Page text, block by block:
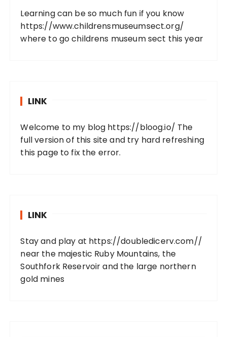
Learning can be so much fun if you know
https://www.childrensmuseumsect.org/
where to go childrens museum sect this year
LINK
Welcome to my blog https://bloog.io/ The
full version of this site and try hard refreshing
this page to fix the error.
LINK
Stay and play at https://doubledicerv.com//
near the majestic Ruby Mountains, the
Southfork Reservoir and the large northern
gold mines